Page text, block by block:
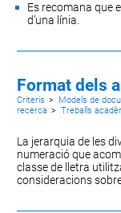
Es recomana que
d’una línia.
Format dels
Criteris > Models de
recerca > Treballs
La jerarquia de les
numeracióque
classe de lletra
consideracions